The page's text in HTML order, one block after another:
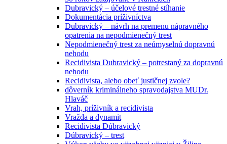
Dubravický – účelové trestné stíhanie
Dokumentácia príživníctva
Dubravický – návrh na premenu nápravného
opatrenia na nepodmienečný trest
Nepodmienečný trest za neúmyselnú dopravnú
nehodu
Recidivista Dubravický – potrestaný za dopravnú
nehodu
Recidivista, alebo obeť justičnej zvole?
dôverník kriminálneho spravodajstva MUDr.
Hlaváč
Vrah, príživník a recidivista
Vražda a dynamit
Recidivista Dúbravický
Dúbravický – trest